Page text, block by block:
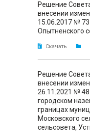
Решение
внесении
15.06.2017 №
Опытненского
Скачать
Решение
внесении
26.11.2021 №
городском
границах
Московского
сельсовета,